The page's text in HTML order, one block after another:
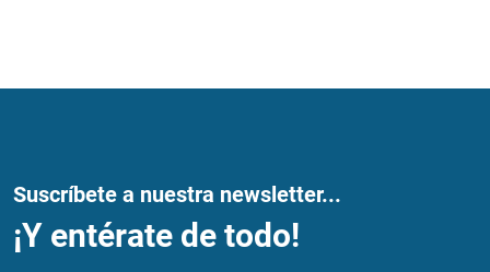
Suscríbete a nuestra newsletter...
¡Y entérate de todo!